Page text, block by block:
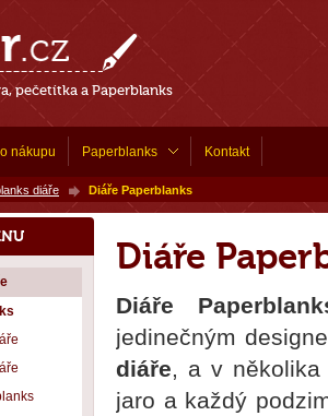
pečetítka a Paperblanks
nákupu Paperblanks Kontakt
diáře Diáře Paperblanks
Diáře
Diáře
jedinečným
diáře, a v
jaro a každý